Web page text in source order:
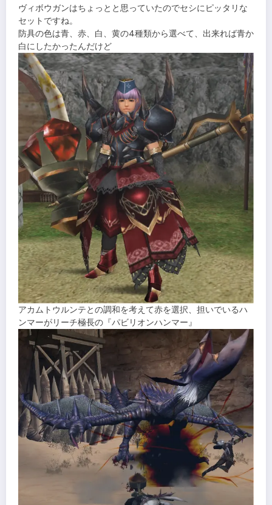
ヴィボウガンはちょっとと思っていたのでセシにピッタリな
セットですね。
防具の色は青、赤、白、黄の4種類から選べて、出来れば青か
白にしたかったんだけど
アカムトウルンテとの調和を考えて赤を選択、担いでいるハ
ンマーがリーチ極長の『パビリオンハンマー』